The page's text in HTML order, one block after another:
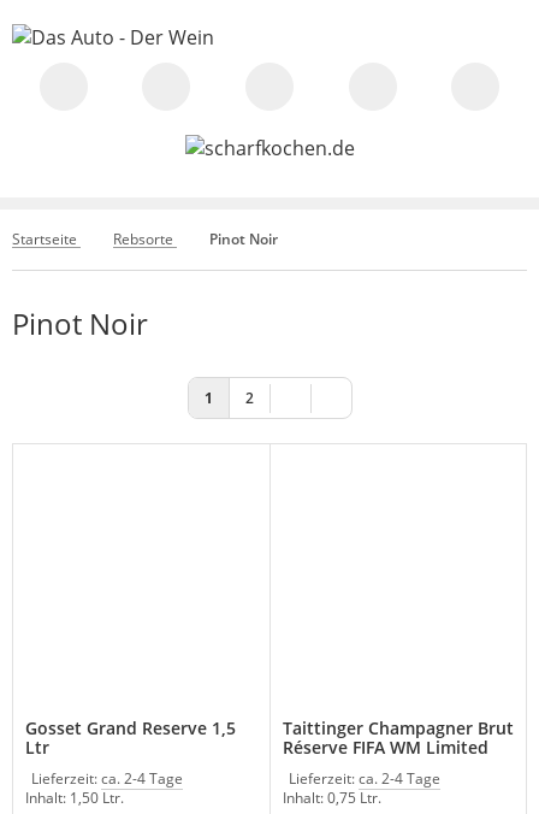
Startseite Rebsorte Pinot Noir
Pinot Noir
1 2
Gosset Grand Reserve 1,5
Ltr
Lieferzeit:ca. 2-4 Tage
Inhalt: 1,50 Ltr.
Taittinger Champagner Brut
Réserve FIFA WM Limited
Lieferzeit:ca. 2-4 Tage
Inhalt: 0,75 Ltr.